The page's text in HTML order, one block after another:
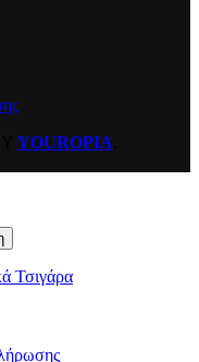
YOUROPIA
Τσιγάρα